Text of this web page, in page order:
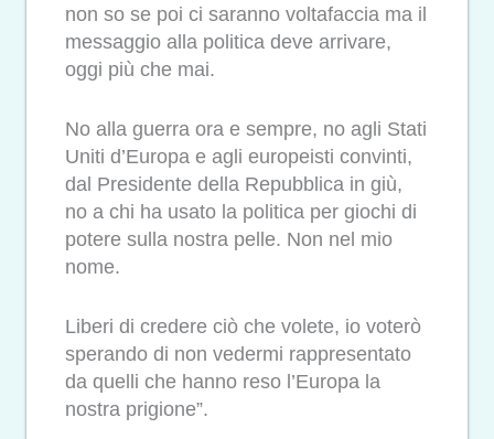
non so se poi ci saranno voltafaccia ma il
messaggio alla politica deve arrivare,
oggi più che mai.
No alla guerra ora e sempre, no agli Stati
Uniti d’Europa e agli europeisti convinti,
dal Presidente della Repubblica in giù,
no a chi ha usato la politica per giochi di
potere sulla nostra pelle. Non nel mio
nome.
Liberi di credere ciò che volete, io voterò
sperando di non vedermi rappresentato
da quelli che hanno reso l’Europa la
nostra prigione”.